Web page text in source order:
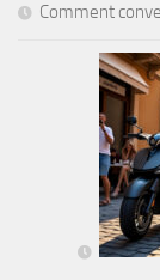
Comment